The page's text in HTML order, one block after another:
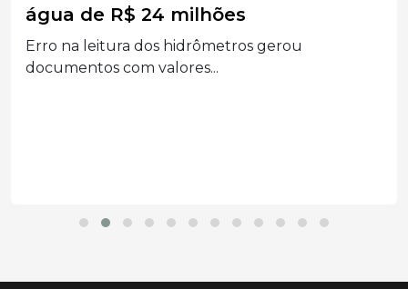
água de R$ 24 milhões
Erro na leitura dos hidrômetros gerou
documentos com valores...